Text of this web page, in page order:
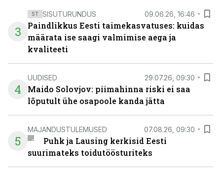
3
ST SISUTURUNDUS 09.06.26, 16:46
Paindlikkus Eesti taimekasvatuses: kuidas
määrata ise saagi valmimise aega ja
kvaliteeti
4
UUDISED 29.07.26, 09:30
Maido Solovjov: piimahinna riski ei saa
lõputult ühe osapoole kanda jätta
5
MAJANDUSTULEMUSED 07.08.26, 09:30
Puhk ja Lausing kerkisid Eesti
suurimateks toidutöösturiteks